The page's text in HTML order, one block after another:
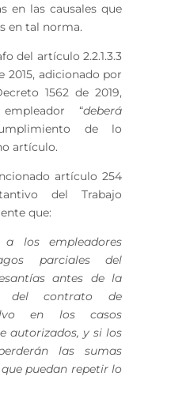
en las causales que
en tal norma.
del artículo 2.2.1.3.3
2015, adicionado por
1562 de 2019,
“deberá
de lo
artículo.
artículo 254
del Trabajo
que:
a los empleadores
parciales del
antes de la
del contrato de
en los casos
autorizados, y si los
las sumas
puedan repetir lo